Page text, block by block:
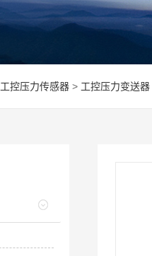
工控压力传感器 > 工控压力变送器